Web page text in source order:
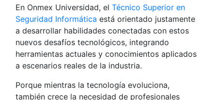
En Onmex Universidad, elTécnico Superior en
Seguridad Informática está orientado justamente
a desarrollar habilidades conectadas con estos
nuevos desafíos tecnológicos, integrando
herramientas actuales y conocimientos aplicados
a escenarios reales de la industria.
Porque mientras la tecnología evoluciona,
también crece la necesidad de profesionales